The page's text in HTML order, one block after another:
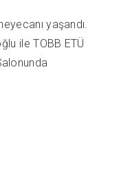
yaşandı.
ile TOBB ETÜ